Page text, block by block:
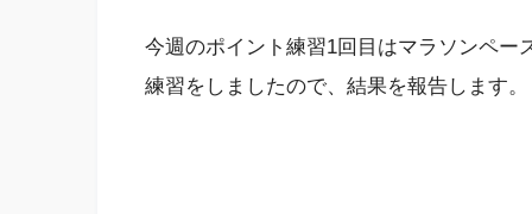
今週のポイント練習1回目はマラソンペー
練習をしましたので、結果を報告します。